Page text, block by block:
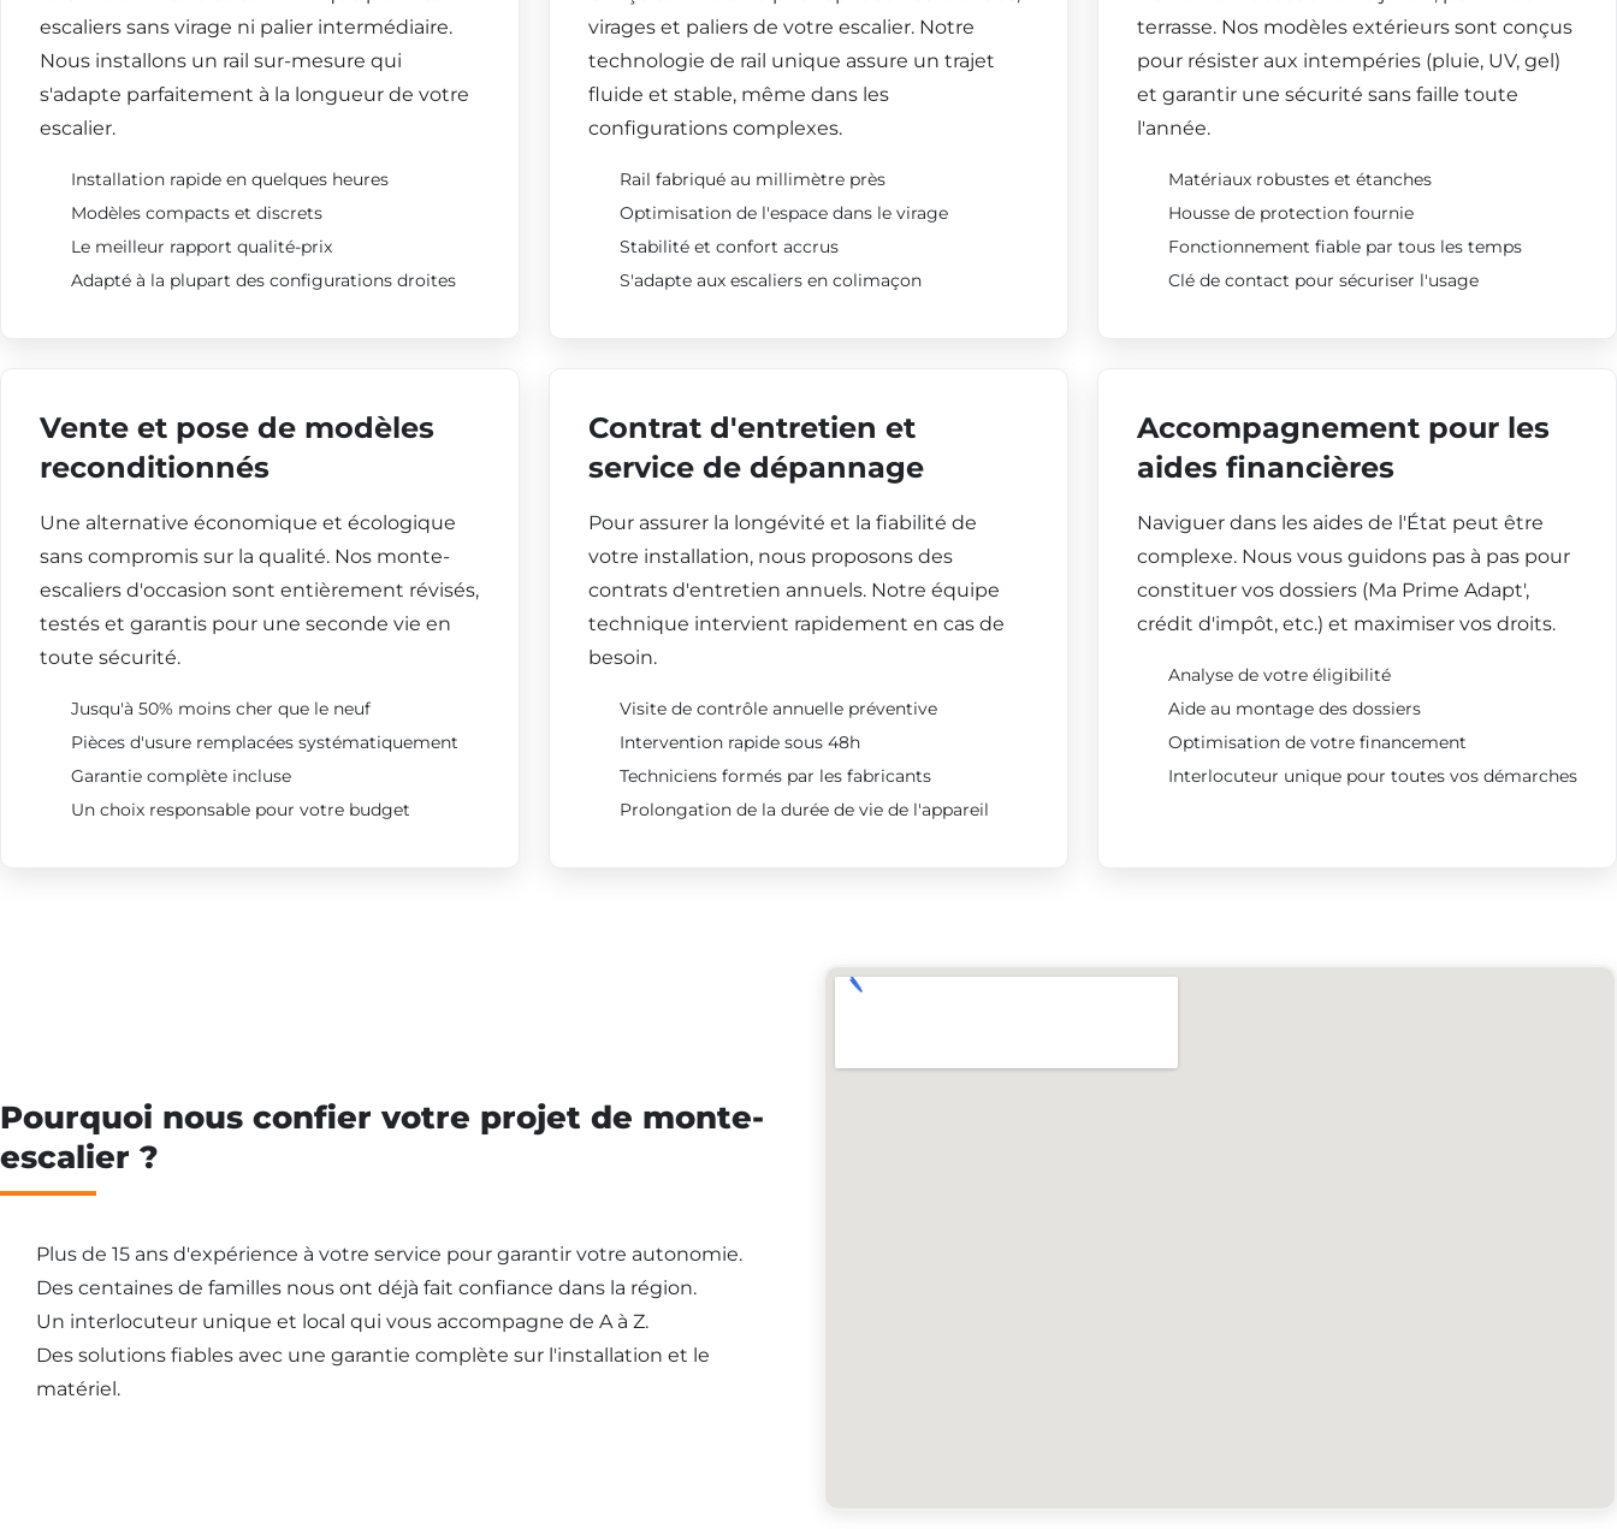
escaliers sans virage ni palier intermédiaire.
Nous installons un rail sur-mesure qui
s'adapte parfaitement à la longueur de votre
escalier.
Installation rapide en quelques heures
Modèles compacts et discrets
Le meilleur rapport qualité-prix
Adapté à la plupart des configurations droites
virages et paliers de votre escalier. Notre
technologie de rail unique assure un trajet
fluide et stable, même dans les
configurations complexes.
Rail fabriqué au millimètre près
Optimisation de l'espace dans le virage
Stabilité et confort accrus
S'adapte aux escaliers en colimaçon
terrasse. Nos modèles extérieurs sont conçus
pour résister aux intempéries (pluie, UV, gel)
et garantir une sécurité sans faille toute
l'année.
Matériaux robustes et étanches
Housse de protection fournie
Fonctionnement fiable par tous les temps
Clé de contact pour sécuriser l'usage
Vente et pose de modèles
reconditionnés
Une alternative économique et écologique
sans compromis sur la qualité. Nos monte-
escaliers d'occasion sont entièrement révisés,
testés et garantis pour une seconde vie en
toute sécurité.
Jusqu'à 50% moins cher que le neuf
Pièces d'usure remplacées systématiquement
Garantie complète incluse
Un choix responsable pour votre budget
Contrat d'entretien et
service de dépannage
Pour assurer la longévité et la fiabilité de
votre installation, nous proposons des
contrats d'entretien annuels. Notre équipe
technique intervient rapidement en cas de
besoin.
Visite de contrôle annuelle préventive
Intervention rapide sous 48h
Techniciens formés par les fabricants
Prolongation de la durée de vie de l'appareil
Accompagnement pour les
aides financières
Naviguer dans les aides de l'État peut être
complexe. Nous vous guidons pas à pas pour
constituer vos dossiers (Ma Prime Adapt',
crédit d'impôt, etc.) et maximiser vos droits.
Analyse de votre éligibilité
Aide au montage des dossiers
Optimisation de votre financement
Interlocuteur unique pour toutes vos démarches
Pourquoi nous confier votre projet de monte-
escalier ?
Plus de 15 ans d'expérience à votre service pour garantir votre autonomie.
Des centaines de familles nous ont déjà fait confiance dans la région.
Un interlocuteur unique et local qui vous accompagne de A à Z.
Des solutions fiables avec une garantie complète sur l'installation et le
matériel.